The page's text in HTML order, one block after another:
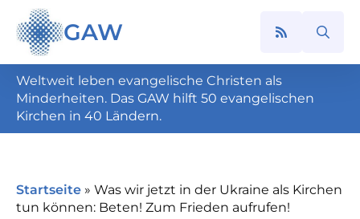
GAW
Search
Weltweit leben evangelische Christen als
Minderheiten. Das GAW hilft 50 evangelischen
Kirchen in 40 Ländern.
Startseite » Was wir jetzt in der Ukraine als Kirchen
tun können: Beten! Zum Frieden aufrufen!